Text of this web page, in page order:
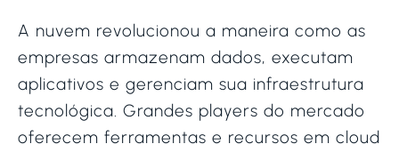
A nuvem revolucionou a maneira como as
empresas armazenam dados, executam
aplicativos e gerenciam sua infraestrutura
tecnológica. Grandes players do mercado
oferecem ferramentas e recursos em cloud